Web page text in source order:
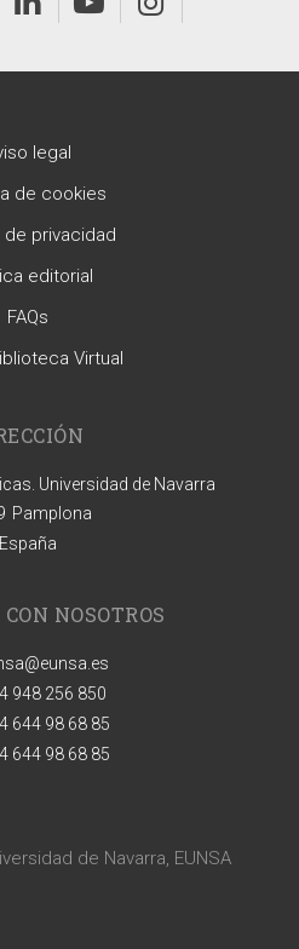
legal
de cookies
de privacidad
editorial
FAQs
Virtual
Universidad de Navarra
Pamplona
España
NOSOTROS
948 256 850
644 98 68 85
644 98 68 85
de Navarra, EUNSA